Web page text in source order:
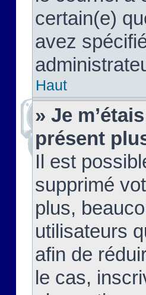
certain(e)
avez
Haut
» Je
présent
Il est
supprimé
plus,
utilisateurs
afin de
le cas,